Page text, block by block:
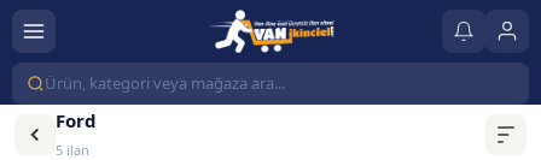
Ford
5 ilan